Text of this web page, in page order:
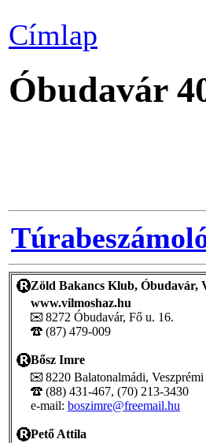
Címlap
Óbudavár
Zöld Bakancs Klub, Óbudavár,
www.vilmoshaz.hu
8272 Óbudavár, Fő u. 16.
(87) 479-009
Bősz Imre
8220 Balatonalmádi, Veszprémi
(88) 431-467, (70) 213-3430
e-mail: boszimre@freemail.hu
Pető Attila